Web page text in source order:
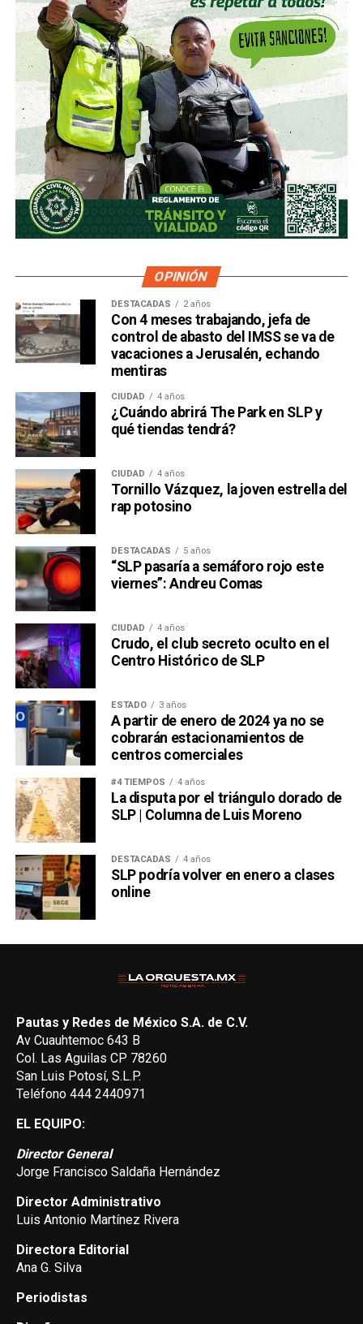
OPINIÓN
DESTACADAS 2 años
Con 4 meses trabajando, jefa de
control de abasto del IMSS se va de
vacaciones a Jerusalén, echando
mentiras
CIUDAD 4 años
¿Cuándo abrirá The Park en SLP y
qué tiendas tendrá?
CIUDAD 4 años
Tornillo Vázquez, la joven estrella del
rap potosino
DESTACADAS 5 años
“SLP pasaría a semáforo rojo este
viernes”: Andreu Comas
CIUDAD 4 años
Crudo, el club secreto oculto en el
Centro Histórico de SLP
ESTADO 3 años
A partir de enero de 2024 ya no se
cobrarán estacionamientos de
centros comerciales
#4 TIEMPOS 4 años
La disputa por el triángulo dorado de
SLP | Columna de Luis Moreno
DESTACADAS 4 años
SLP podría volver en enero a clases
online
Pautas y Redes de México S.A. de C.V.
Av Cuauhtemoc 643 B
Col. Las Aguilas CP 78260
San Luis Potosí, S.L.P.
Teléfono 444 2440971
EL EQUIPO:
Director General
Jorge Francisco Saldaña Hernández
Director Administrativo
Luis Antonio Martínez Rivera
Directora Editorial
Ana G. Silva
Periodistas